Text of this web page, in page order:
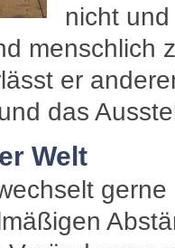
nicht
menschlich
er
das
Welt